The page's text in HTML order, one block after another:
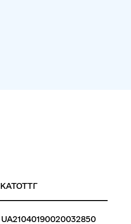
КАТОТТГ
UA21040190020032850